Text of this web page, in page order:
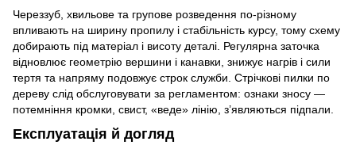
Череззуб, хвильове та групове розведення по-різному
впливають на ширину пропилу і стабільність курсу, тому схему
добирають під матеріал і висоту деталі. Регулярна заточка
відновлює геометрію вершини і канавки, знижує нагрів і сили
тертя та напряму подовжує строк служби. Стрічкові пилки по
дереву слід обслуговувати за регламентом: ознаки зносу —
потемніння кромки, свист, «веде» лінію, з’являються підпали.
Експлуатація й догляд